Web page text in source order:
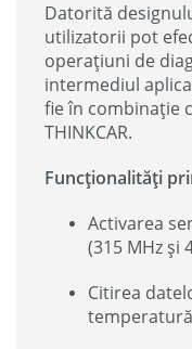
Datorită
utilizatorii pot
operațiuni de
intermediul
fie în combinație
THINKCAR.
Funcționalități
Activarea
(315 MHz și
Citirea